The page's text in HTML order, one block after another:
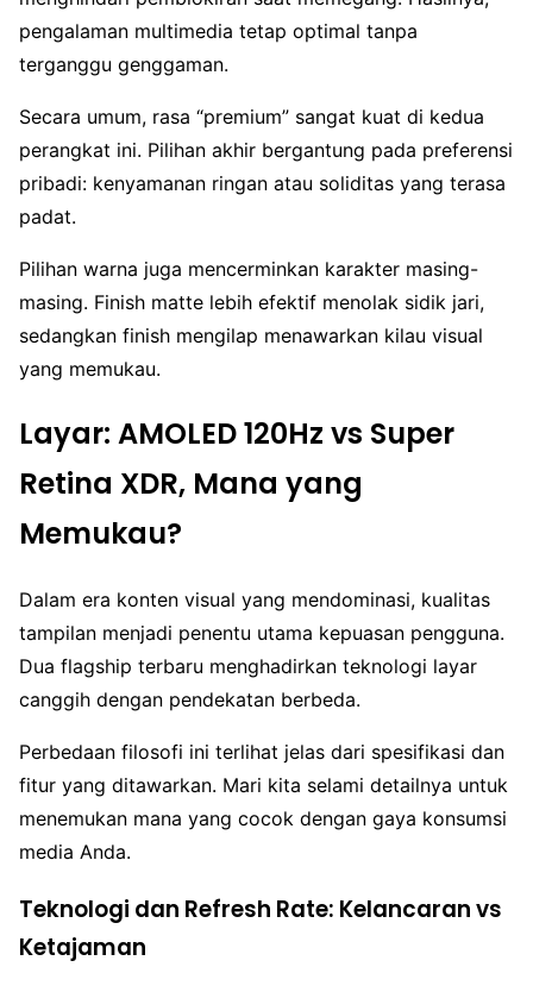
pengalaman multimedia tetap optimal tanpa
terganggu genggaman.
Secara umum, rasa “premium” sangat kuat di kedua
perangkat ini. Pilihan akhir bergantung pada preferensi
pribadi: kenyamanan ringan atau soliditas yang terasa
padat.
Pilihan warna juga mencerminkan karakter masing-
masing. Finish matte lebih efektif menolak sidik jari,
sedangkan finish mengilap menawarkan kilau visual
yang memukau.
Layar: AMOLED 120Hz vs Super
Retina XDR, Mana yang
Memukau?
Dalam era konten visual yang mendominasi, kualitas
tampilan menjadi penentu utama kepuasan pengguna.
Dua flagship terbaru menghadirkan teknologi layar
canggih dengan pendekatan berbeda.
Perbedaan filosofi ini terlihat jelas dari spesifikasi dan
fitur yang ditawarkan. Mari kita selami detailnya untuk
menemukan mana yang cocok dengan gaya konsumsi
media Anda.
Teknologi dan Refresh Rate: Kelancaran vs
Ketajaman